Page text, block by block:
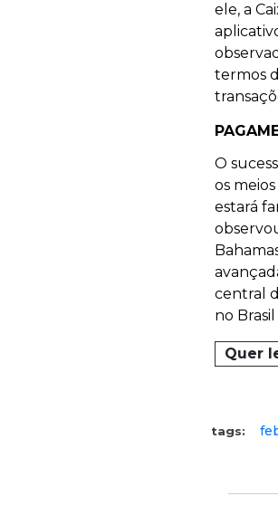
ele, a
termos
O
os
estará
central
no
Quer
tags: